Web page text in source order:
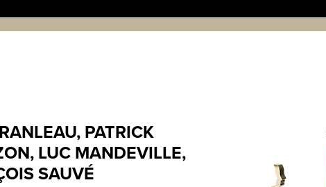
PATRICK
LUC MANDEVILLE,
SAUVÉ